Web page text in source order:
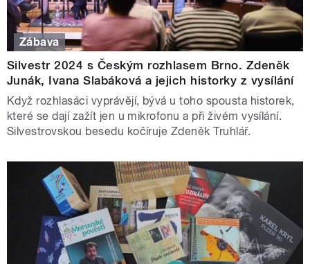
Zábava
Silvestr 2024 s Českým rozhlasem Brno. Zdeněk
Junák, Ivana Slabáková a jejich historky z vysílání
Když rozhlasáci vyprávějí, bývá u toho spousta historek,
které se dají zažít jen u mikrofonu a při živém vysílání.
Silvestrovskou besedu kočíruje Zdeněk Truhlář.